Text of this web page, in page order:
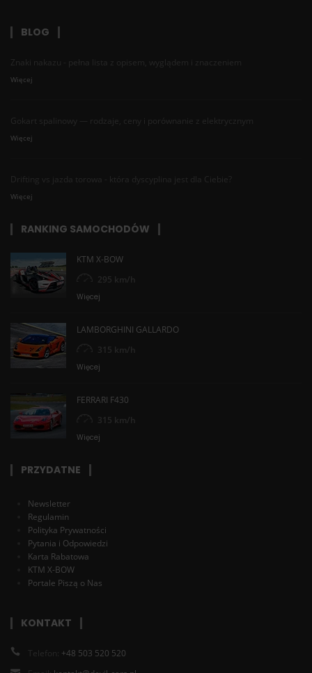
BLOG
Znaki nakazu - pełna lista z opisem, wyglądem i znaczeniem
Więcej
Gokart spalinowy — rodzaje, ceny i porównanie z elektrycznym
Więcej
Drifting vs jazda torowa - która dyscyplina jest dla Ciebie?
Więcej
RANKING SAMOCHODÓW
KTM X-BOW
295 km/h
Więcej
LAMBORGHINI GALLARDO
315 km/h
Więcej
FERRARI F430
315 km/h
Więcej
PRZYDATNE
Newsletter
Regulamin
Polityka Prywatności
Pytania i Odpowiedzi
Karta Rabatowa
KTM X-BOW
Portale Piszą o Nas
KONTAKT
Telefon: +48 503 520 520